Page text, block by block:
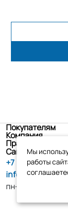
Покупателям
Компания
Правовая
Санкт-
+7 (800) 555-
info@tk-elko.ru
пн-пт, 10:00 -
Мы
работы